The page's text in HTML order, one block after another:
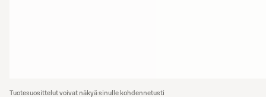
Tuotesuosittelut voivat näkyä sinulle kohdennetusti